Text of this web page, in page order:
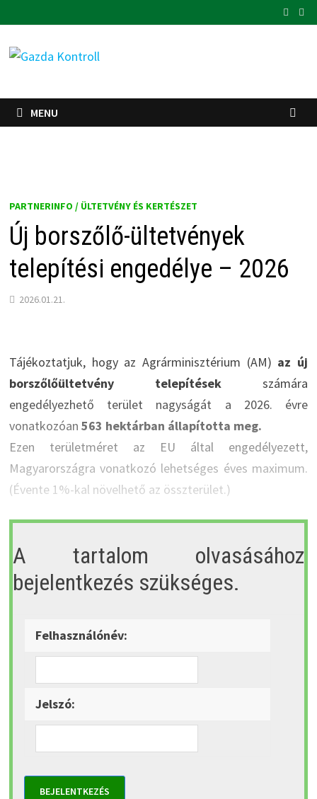
to
content
MENU
PARTNERINFO / ÜLTETVÉNY ÉS KERTÉSZET
Új borszőlő-ültetvények
telepítési engedélye – 2026
2026.01.21.
Tájékoztatjuk, hogy az Agrárminisztérium (AM) az új
borszőlőültetvény telepítések számára
engedélyezhető terület nagyságát a 2026. évre
vonatkozóan 563 hektárban állapította meg.
Ezen területméret az EU által engedélyezett,
Magyarországra vonatkozó lehetséges éves maximum.
(Évente 1%-kal növelhető az összterület.)
A tartalom olvasásához
bejelentkezés szükséges.
Felhasználónév:
Jelszó:
BEJELENTKEZÉS